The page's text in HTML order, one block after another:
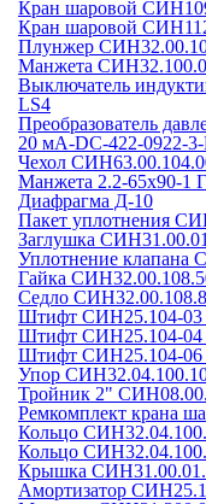
Кран шаровой
Кран шаровой
Плунжер
Манжета
Выключатель
LS4
Преобразователь
20 мА-DC-422-0922-3-
Чехол
Манжета 2.2-65х90-1
Диафрагма Д-10
Пакет уплотнения
Заглушка
Уплотнение клапана
Гайка
Седло
Штифт СИН25.104-
Штифт СИН25.104-
Штифт СИН25.104-
Упор
Тройник 2"
Ремкомплект крана
Кольцо
Кольцо
Крышка
Амортизатор